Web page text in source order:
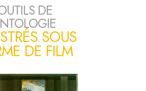
DE
SOUS
DE FILM